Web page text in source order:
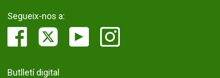
Segueix-nos a:
Butlletí digital